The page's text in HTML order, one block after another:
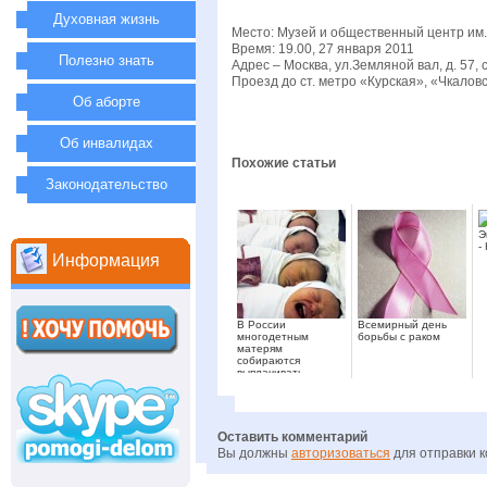
Место: Музей и общественный центр
Время: 19.00, 27 января 2011
Адрес – Москва, ул.Земляной вал, д. 57,
Проезд до ст. метро «Курская»,
Похожие статьи
В России
многодетным
матерям
собираются
выплачивать
Всемирный день
борьбы с раком
-
Оставить комментарий
Вы должны авторизоваться для отправки
Духовная жизнь
Полезно знать
Об аборте
Об инвалидах
Законодательство
Информация